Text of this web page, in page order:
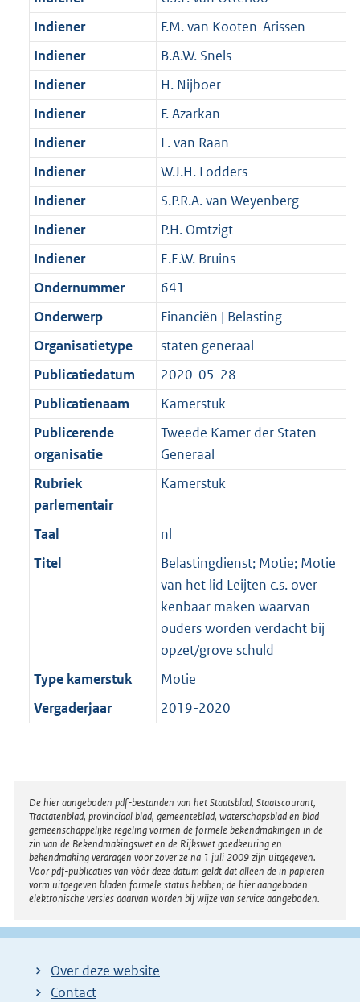
Indiener
F.M. van Kooten-Arissen
Indiener
B.A.W. Snels
Indiener
H. Nijboer
Indiener
F. Azarkan
Indiener
L. van Raan
Indiener
W.J.H. Lodders
Indiener
S.P.R.A. van Weyenberg
Indiener
P.H. Omtzigt
Indiener
E.E.W. Bruins
Ondernummer
641
Onderwerp
Financiën | Belasting
Organisatietype
staten generaal
Publicatiedatum
2020-05-28
Publicatienaam
Kamerstuk
Publicerende
organisatie
Tweede Kamer der Staten-
Generaal
Rubriek
parlementair
Kamerstuk
Taal
nl
Titel
Belastingdienst; Motie; Motie
van het lid Leijten c.s. over
kenbaar maken waarvan
ouders worden verdacht bij
opzet/grove schuld
Type kamerstuk
Motie
Vergaderjaar
2019-2020
Disclaimer
De hier aangeboden pdf-bestanden van het Staatsblad, Staatscourant,
Tractatenblad, provinciaal blad, gemeenteblad, waterschapsblad en blad
gemeenschappelijke regeling vormen de formele bekendmakingen in de
zin van de Bekendmakingswet en de Rijkswet goedkeuring en
bekendmaking verdragen voor zover ze na 1 juli 2009 zijn uitgegeven.
Voor pdf-publicaties van vóór deze datum geldt dat alleen de in papieren
vorm uitgegeven bladen formele status hebben; de hier aangeboden
elektronische versies daarvan worden bij wijze van service aangeboden.
Over deze website
Contact